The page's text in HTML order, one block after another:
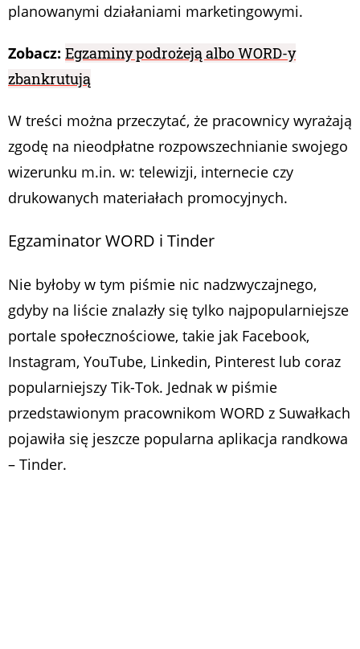
planowanymi działaniami marketingowymi.
Zobacz: Egzaminy podrożeją albo WORD-y
zbankrutują
W treści można przeczytać, że pracownicy wyrażają
zgodę na nieodpłatne rozpowszechnianie swojego
wizerunku m.in. w: telewizji, internecie czy
drukowanych materiałach promocyjnych.
Egzaminator WORD i Tinder
Nie byłoby w tym piśmie nic nadzwyczajnego,
gdyby na liście znalazły się tylko najpopularniejsze
portale społecznościowe, takie jak Facebook,
Instagram, YouTube, Linkedin, Pinterest lub coraz
popularniejszy Tik-Tok. Jednak w piśmie
przedstawionym pracownikom WORD z Suwałkach
pojawiła się jeszcze popularna aplikacja randkowa
– Tinder.